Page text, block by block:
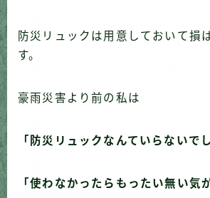
防災リュックは用意しておいて損
す。
豪雨災害より前の私は
「防災リュックなんていらないで
「使わなかったらもったい無い気